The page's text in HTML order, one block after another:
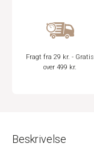
Fragt fra 29 kr. - Gratis
over 499 kr.
Beskrivelse